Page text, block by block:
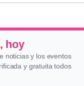
hoy
noticias y los eventos
y gratuita todos